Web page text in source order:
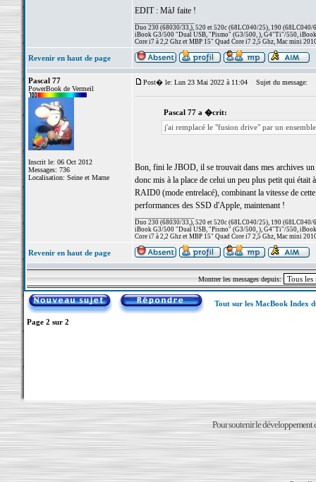
EDIT : MàJ faite !
Duo 230 (68030/33,), 520 et 520c (68LC040/25), 190 (68LC040/
iBook G3/500 "Dual USB, "Pismo" (G3/500, ), G4"Ti"/550,
Core i7 à 2,2 Ghz et MBP 15" Quad Core i7 2,5 Ghz, Mac mini
Revenir en haut de page
Pascal 77
PowerBook de Vermeil
Inscrit le: 06 Oct 2012
Messages: 736
Localisation: Seine et Marne
Post� le: Lun 23 Mai 2022 à 11:04 Sujet du message:
Pascal 77 a �crit:
j'ai remplacé le "fusion drive" par un
Bon, fini le JBOD, il se trouvait dans mes archives
donc mis à la place de celui un peu plus petit qui
RAID0 (mode entrelacé), combinant la vitesse de
performances des SSD d'Apple, maintenant !
Duo 230 (68030/33,), 520 et 520c (68LC040/25), 190 (68LC040/
iBook G3/500 "Dual USB, "Pismo" (G3/500, ), G4"Ti"/550,
Core i7 à 2,2 Ghz et MBP 15" Quad Core i7 2,5 Ghz, Mac mini
Revenir en haut de page
Montrer les messages depuis:
Tout sur les MacBook Index
Page 2 sur 2
Pour soutenir le développement